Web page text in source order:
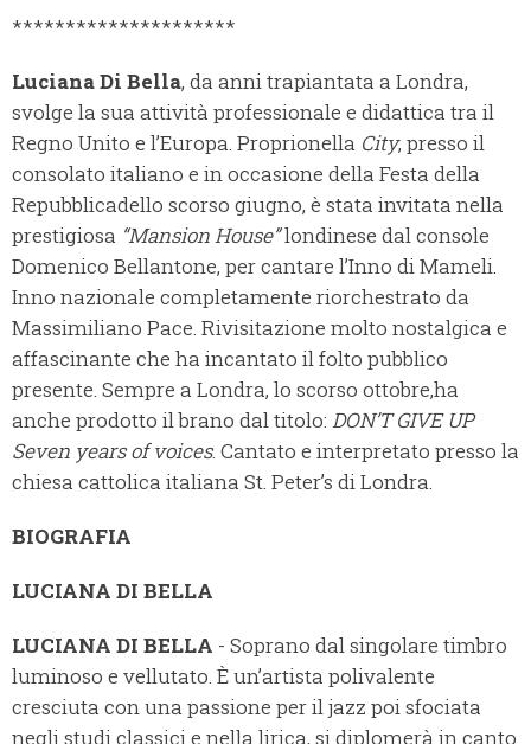
*********************
Luciana Di Bella, da anni trapiantata a Londra,
svolge la sua attività professionale e didattica tra il
Regno Unito e l’Europa. Proprionella City, presso il
consolato italiano e in occasione della Festa della
Repubblicadello scorso giugno, è stata invitata nella
prestigiosa “Mansion House”londinese dal console
Domenico Bellantone, per cantare l’Inno di Mameli.
Inno nazionale completamente riorchestrato da
Massimiliano Pace. Rivisitazione molto nostalgica e
affascinante che ha incantato il folto pubblico
presente. Sempre a Londra, lo scorso ottobre,ha
anche prodotto il brano dal titolo: DON’T GIVE UP
Seven years of voices. Cantato e interpretato presso la
chiesa cattolica italiana St. Peter’s di Londra.
BIOGRAFIA
LUCIANA DI BELLA
LUCIANA DI BELLA - Soprano dal singolare timbro
luminoso e vellutato. È un’artista polivalente
cresciuta con una passione per il jazz poi sfociata
negli studi classici e nella lirica, si diplomerà in canto